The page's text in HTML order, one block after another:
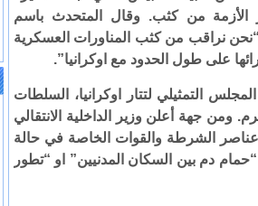
الأزمة من كثب. وقال المتحدث باسم
“نحن نراقب من كثب المناورات العسكرية
على طول الحدود مع اوكرانيا”.
التمثيلي لتتار اوكرانيا، السلطات
ومن جهة أعلن وزير الداخلية الانتقالي
الشرطة والقوات الخاصة في حالة
دم بين السكان المدنيين” او “تطور